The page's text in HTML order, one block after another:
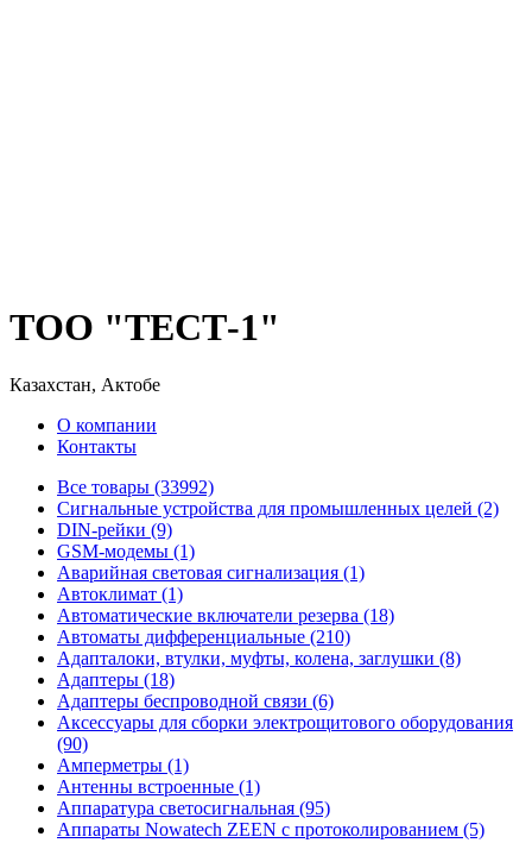
ТОО "ТЕСТ-1"
Казахстан, Актобе
О компании
Контакты
Все товары (33992)
Cигнальные устройства для промышленных целей (2)
DIN-рейки (9)
GSM-модемы (1)
Аварийная световая сигнализация (1)
Автоклимат (1)
Автоматические включатели резерва (18)
Автоматы дифференциальные (210)
Адапталоки, втулки, муфты, колена, заглушки (8)
Адаптеры (18)
Адаптеры беспроводной связи (6)
Аксессуары для сборки электрощитового оборудования
(90)
Амперметры (1)
Антенны встроенные (1)
Аппаратура светосигнальная (95)
Аппараты Nowatech ZEEN c протоколированием (5)